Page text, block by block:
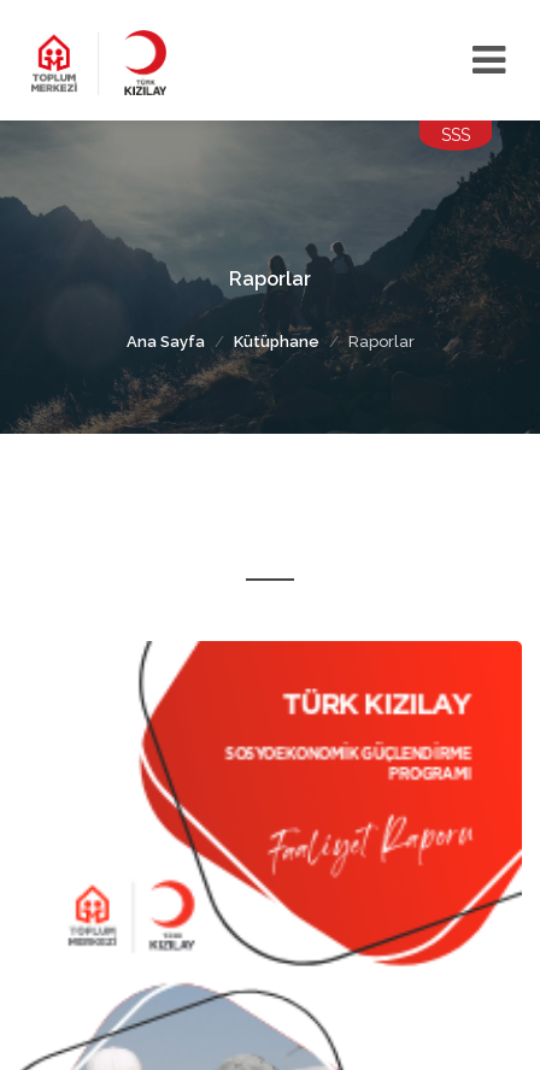
SSS
Raporlar
Ana Sayfa Kütüphane Raporlar